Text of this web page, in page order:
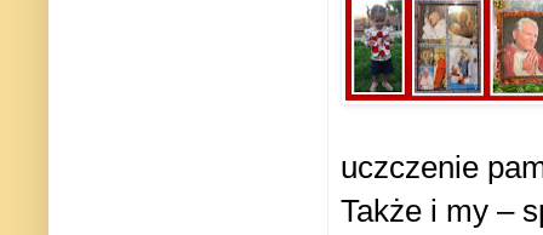
uczczenie
Także i my –